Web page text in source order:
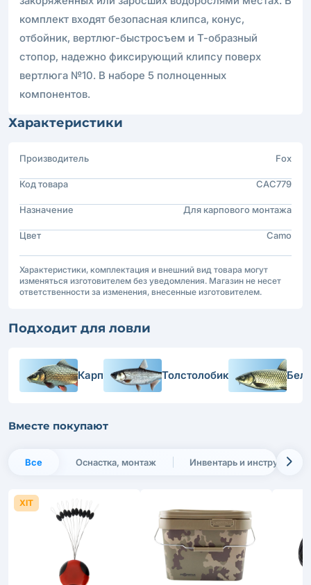
комплект входят безопасная клипса, конус,
отбойник, вертлюг-быстросъем и Т-образный
стопор, надежно фиксирующий клипсу поверх
вертлюга №10. В наборе 5 полноценных
компонентов.
Характеристики
Производитель Fox
Код товара CAC779
Назначение Для карпового монтажа
Цвет Camo
Характеристики, комплектация и внешний вид товара могут
изменяться изготовителем без уведомления. Магазин не несет
ответственности за изменения, внесенные изготовителем.
Подходит для ловли
Карп Толстолобик
Вместе покупают
Все Оснастка, монтаж Инвентарь и инструменты
ХІТ